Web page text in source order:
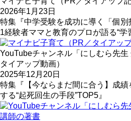
2026年1月23日
特集『中学受験を成功に導く「個
1経験者ママと教育のプロが語る“学
YouTubeチャンネル「にしむら先
タイアップ動画）
2025年12月20日
特集『【今ならまだ間に合う】成
する“起死回生の手段”TOP5』
講師の著書